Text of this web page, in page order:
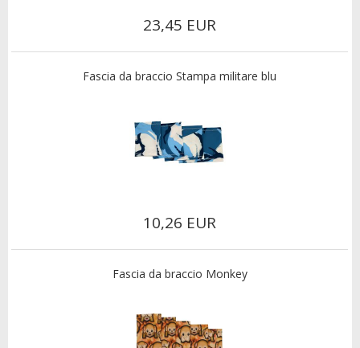
23,45 EUR
Fascia da braccio Stampa militare blu
10,26 EUR
Fascia da braccio Monkey